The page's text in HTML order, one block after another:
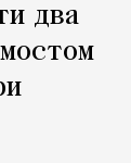
два